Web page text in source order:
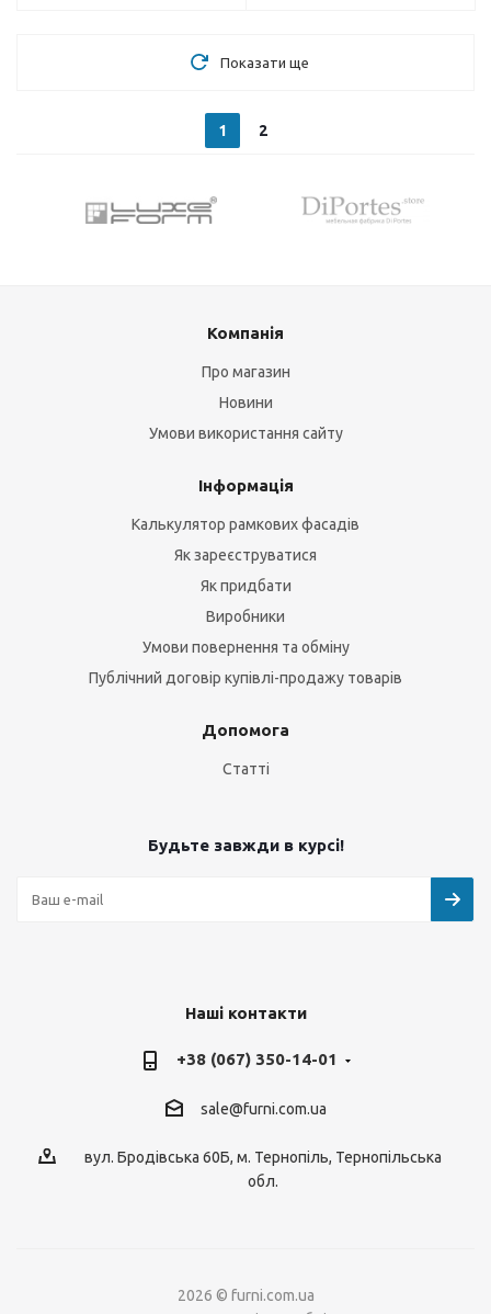
Показати ще
1 2
Компанія
Про магазин
Новини
Умови використання сайту
Інформація
Калькулятор рамкових фасадів
Як зареєструватися
Як придбати
Виробники
Умови повернення та обміну
Публічний договір купівлі-продажу товарів
Допомога
Статті
Будьте завжди в курсі!
Наші контакти
+38 (067) 350-14-01
sale@furni.com.ua
вул. Бродівська 60Б, м. Тернопіль, Тернопільська
обл.
2026 © furni.com.ua